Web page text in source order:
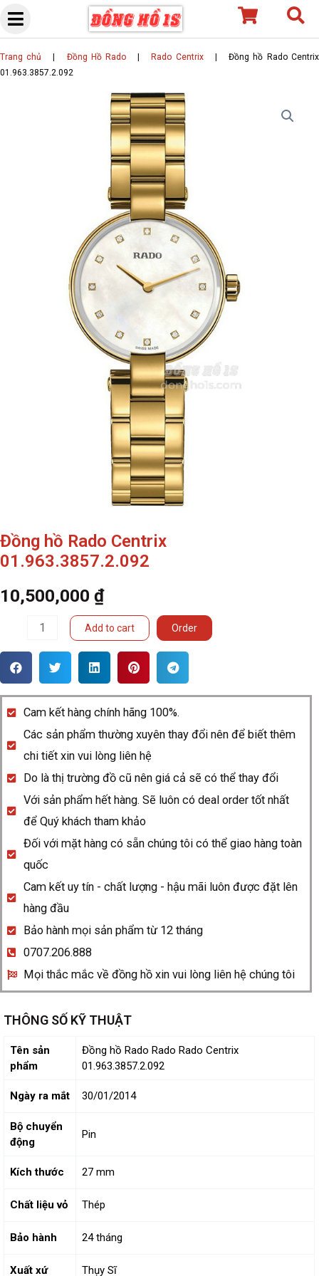
Skip
content
Trang chủ Đồng Hồ Rado Rado Centrix| Đồng hồ Rado Centrix
01.963.3857.2.092
Đồng hồ Rado Centrix
01.963.3857.2.092
10,500,000 ₫
Rado
01.963.3857.2.092
quantity
Add to cart Order
Cam kết hàng chính hãng 100%.
Các sản phẩm thường xuyên thay đổi nên để biết thêm
chi tiết xin vui lòng liên hệ
Do là thị trường đồ cũ nên giá cả sẽ có thể thay đổi
Với sản phẩm hết hàng. Sẽ luôn có deal order tốt nhất
để Quý khách tham khảo
Đối với mặt hàng có sẵn chúng tôi có thể giao hàng toàn
quốc
Cam kết uy tín - chất lượng - hậu mãi luôn được đặt lên
hàng đầu
Bảo hành mọi sản phẩm từ 12 tháng
0707.206.888
Mọi thắc mắc về đồng hồ xin vui lòng liên hệ chúng tôi
THÔNG SỐ KỸ THUẬT
Tên sản
phẩm
Đồng hồ Rado Rado Rado Centrix
01.963.3857.2.092
Ngày ra mắt 30/01/2014
Bộ chuyển
động
Pin
Kích thước 27 mm
Chất liệu vỏ Thép
Bảo hành 24 tháng
Xuất xứ Thụy Sĩ